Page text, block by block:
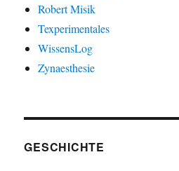
Robert Misik
Texperimentales
WissensLog
Zynaesthesie
GESCHICHTE